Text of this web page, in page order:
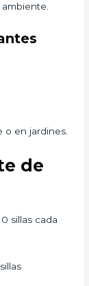
ambiente.
o en jardines.
de
sillas cada